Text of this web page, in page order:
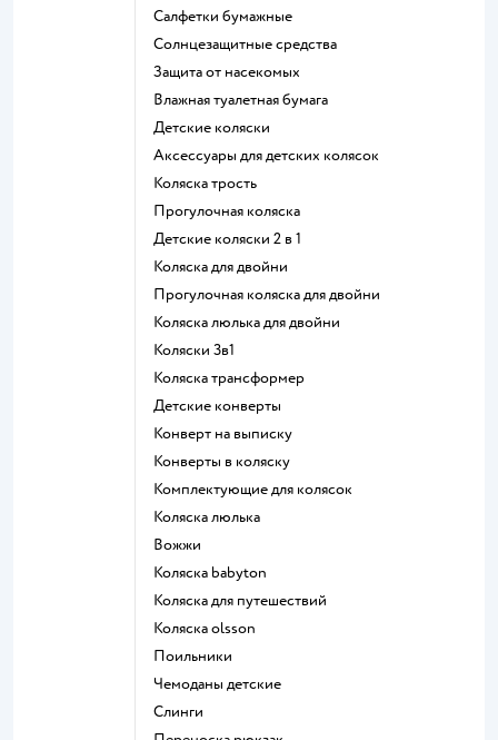
Салфетки бумажные
Солнцезащитные средства
Защита от насекомых
Влажная туалетная бумага
Детские коляски
Аксессуары для детских колясок
Коляска трость
Прогулочная коляска
Детские коляски 2 в 1
Коляска для двойни
Прогулочная коляска для двойни
Коляска люлька для двойни
Коляски 3в1
Коляска трансформер
Детские конверты
Конверт на выписку
Конверты в коляску
Комплектующие для колясок
Коляска люлька
Вожжи
Коляска babyton
Коляска для путешествий
Коляска olsson
Поильники
Чемоданы детские
Слинги